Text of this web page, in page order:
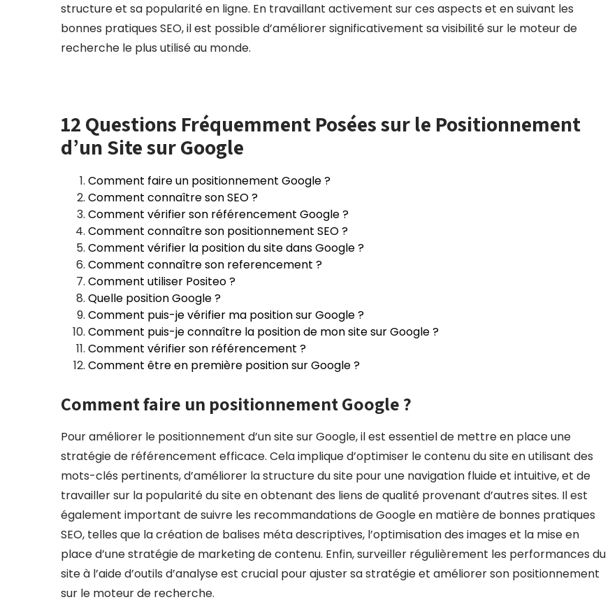
structure et sa popularité en ligne. En travaillant activement sur ces aspects et en suivant les
bonnes pratiques SEO, il est possible d’améliorer significativement sa visibilité sur le moteur de
recherche le plus utilisé au monde.
12 Questions Fréquemment Posées sur le Positionnement
d’un Site sur Google
Comment faire un positionnement Google ?
Comment connaître son SEO ?
Comment vérifier son référencement Google ?
Comment connaître son positionnement SEO ?
Comment vérifier la position du site dans Google ?
Comment connaître son referencement ?
Comment utiliser Positeo ?
Quelle position Google ?
Comment puis-je vérifier ma position sur Google ?
Comment puis-je connaître la position de mon site sur Google ?
Comment vérifier son référencement ?
Comment être en première position sur Google ?
Comment faire un positionnement Google ?
Pour améliorer le positionnement d’un site sur Google, il est essentiel de mettre en place une
stratégie de référencement efficace. Cela implique d’optimiser le contenu du site en utilisant des
mots-clés pertinents, d’améliorer la structure du site pour une navigation fluide et intuitive, et de
travailler sur la popularité du site en obtenant des liens de qualité provenant d’autres sites. Il est
également important de suivre les recommandations de Google en matière de bonnes pratiques
SEO, telles que la création de balises méta descriptives, l’optimisation des images et la mise en
place d’une stratégie de marketing de contenu. Enfin, surveiller régulièrement les performances du
site à l’aide d’outils d’analyse est crucial pour ajuster sa stratégie et améliorer son positionnement
sur le moteur de recherche.